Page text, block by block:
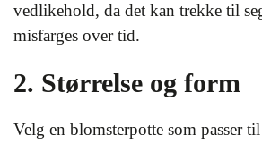
vedlikehold, da det kan trekke til
misfarges over tid.
2. Størrelse og form
Velg en blomsterpotte som passer